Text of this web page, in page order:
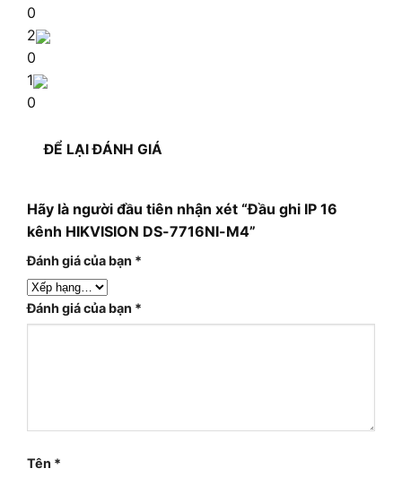
0
2
0
1
0
ĐỂ LẠI ĐÁNH GIÁ
Hãy là người đầu tiên nhận xét “Đầu ghi IP 16
kênh HIKVISION DS-7716NI-M4”
Đánh giá của bạn *
Đánh giá của bạn *
Tên *